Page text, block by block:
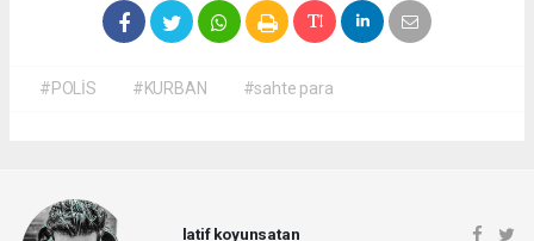
#POLİS #KURBAN #sahte para
latif koyunsatan